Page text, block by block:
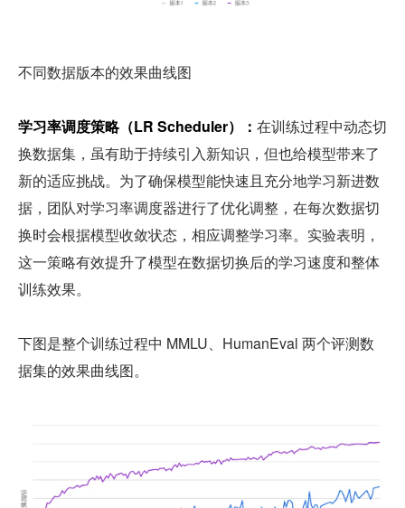
不同数据版本的效果曲线图
学习率调度策略（LR Scheduler）： 在训练过程中动态切
换数据集，虽有助于持续引入新知识，但也给模型带来了
新的适应挑战。为了确保模型能快速且充分地学习新进数
据，团队对学习率调度器进行了优化调整，在每次数据切
换时会根据模型收敛状态，相应调整学习率。实验表明，
这一策略有效提升了模型在数据切换后的学习速度和整体
训练效果。
下图是整个训练过程中 MMLU、HumanEval 两个评测数
据集的效果曲线图。